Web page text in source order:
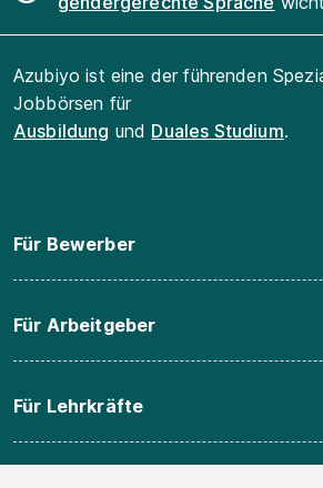
Azubiyo ist eine der führenden
Jobbörsen für
Ausbildung und Duales Studium.
Für Bewerber
Für Arbeitgeber
Für Lehrkräfte